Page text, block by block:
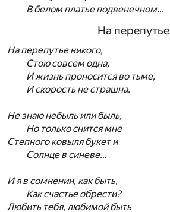
В белом платье подвенечном…
На перепутье
На перепутье никого,
Стою совсем одна,
И жизнь проносится во тьме,
И скорость не страшна.
Не знаю небыль или быль,
Но только снится мне
Степного ковыля букет и
Солнце в синеве…
И я в сомнении, как быть,
Как счастье обрести?
Любить тебя, любимой быть